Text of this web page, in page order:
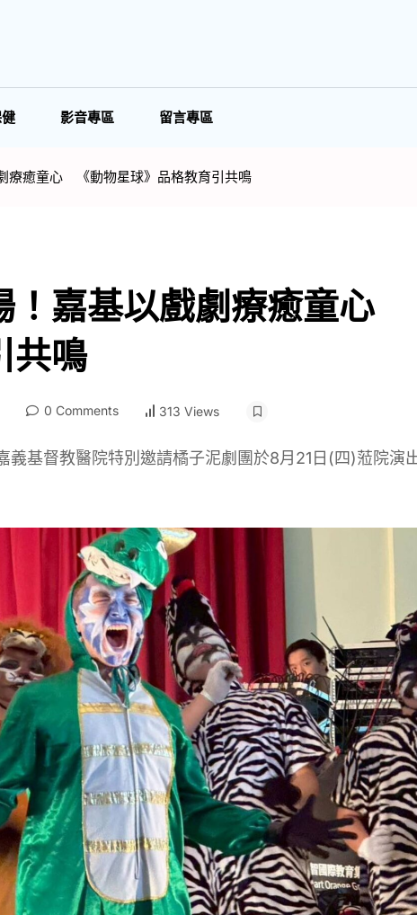
影音專區 留言專區
療癒童心 《動物星球》品格教育引共鳴
！嘉基以戲劇療癒童心
共鳴
0 Comments 313 Views
義基督教醫院特別邀請橘子泥劇團於8月21日(四)蒞院演